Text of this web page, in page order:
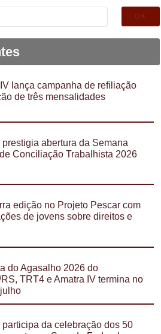
lança campanha de refiliação
de três mensalidades
prestigia abertura da Semana
Conciliação Trabalhista 2026
edição no Projeto Pescar com
de jovens sobre direitos e
do Agasalho 2026 do
TRT4 e Amatra IV termina no
participa da celebração dos 50